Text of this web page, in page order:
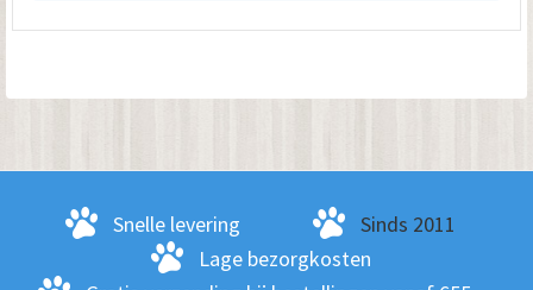
Snelle levering
Sinds 2011
Lage bezorgkosten